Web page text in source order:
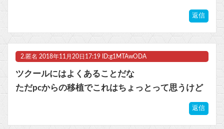
RPGでレベル上げまくってボスも余裕にするやつｗｗｗｗ
【ウマ娘】武さんが引退したらウマ娘に実装されそう
ビットコイン再び1600万円へ。ドル円は147円に
返信
2. 匿名 2018年11月20日17:19 ID:g1MTAwODA
ツクールにはよくあることだな
ただpcからの移植でこれはちょっとって思うけど
返信